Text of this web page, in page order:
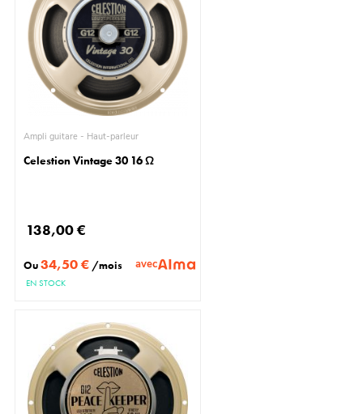
Ampli guitare - Haut-parleur
Celestion Vintage 30 16 Ω
138,00 €
Ou34,50 € /mois avec
EN STOCK